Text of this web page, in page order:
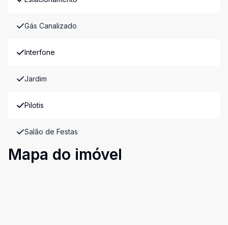
Gás Canalizado
Interfone
Jardim
Pilotis
Salão de Festas
Mapa do imóvel